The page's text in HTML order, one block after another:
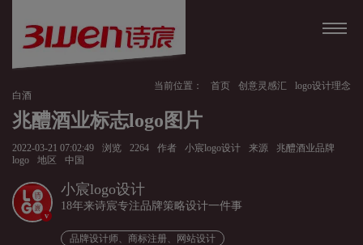
当前位置： 首页 创意灵感汇
logo设计理念
白酒
兆醴酒业标志logo图片
2022-03-21 07:02:49 浏览 2264 作者 小宸logo设计 来源
兆醴酒业品牌
logo
地区 中国
v
小宸logo设计
18年来诗宸专注品牌策略设计一件事
品牌设计师、商标注册、网站设计